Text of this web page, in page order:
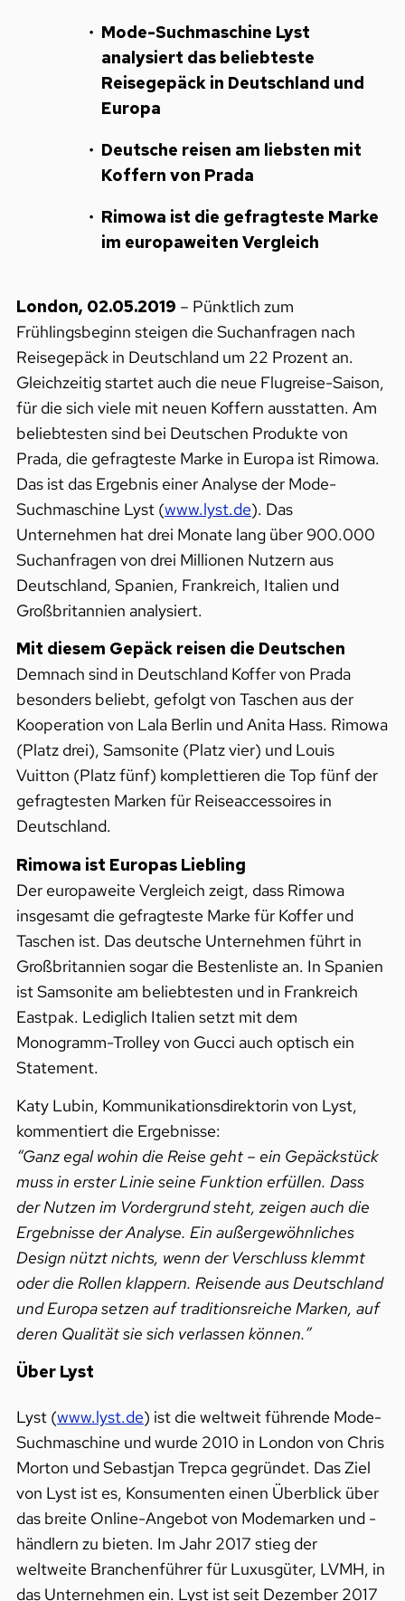
Mode-Suchmaschine Lyst
analysiert das beliebteste
Reisegepäck in Deutschland und
Europa
Deutsche reisen am liebsten mit
Koffern von Prada
Rimowa ist die gefragteste Marke
im europaweiten Vergleich
London, 02.05.2019 – Pünktlich zum
Frühlingsbeginn steigen die Suchanfragen nach
Reisegepäck in Deutschland um 22 Prozent an.
Gleichzeitig startet auch die neue Flugreise-Saison,
für die sich viele mit neuen Koffern ausstatten. Am
beliebtesten sind bei Deutschen Produkte von
Prada, die gefragteste Marke in Europa ist Rimowa.
Das ist das Ergebnis einer Analyse der Mode-
Suchmaschine Lyst (www.lyst.de). Das
Unternehmen hat drei Monate lang über 900.000
Suchanfragen von drei Millionen Nutzern aus
Deutschland, Spanien, Frankreich, Italien und
Großbritannien analysiert.
Mit diesem Gepäck reisen die Deutschen
Demnach sind in Deutschland Koffer von Prada
besonders beliebt, gefolgt von Taschen aus der
Kooperation von Lala Berlin und Anita Hass. Rimowa
(Platz drei), Samsonite (Platz vier) und Louis
Vuitton (Platz fünf) komplettieren die Top fünf der
gefragtesten Marken für Reiseaccessoires in
Deutschland.
Rimowa ist Europas Liebling
Der europaweite Vergleich zeigt, dass Rimowa
insgesamt die gefragteste Marke für Koffer und
Taschen ist. Das deutsche Unternehmen führt in
Großbritannien sogar die Bestenliste an. In Spanien
ist Samsonite am beliebtesten und in Frankreich
Eastpak. Lediglich Italien setzt mit dem
Monogramm-Trolley von Gucci auch optisch ein
Statement.
Katy Lubin, Kommunikationsdirektorin von Lyst,
kommentiert die Ergebnisse:
“Ganz egal wohin die Reise geht – ein Gepäckstück
muss in erster Linie seine Funktion erfüllen. Dass
der Nutzen im Vordergrund steht, zeigen auch die
Ergebnisse der Analyse. Ein außergewöhnliches
Design nützt nichts, wenn der Verschluss klemmt
oder die Rollen klappern. Reisende aus Deutschland
und Europa setzen auf traditionsreiche Marken, auf
deren Qualität sie sich verlassen können.”
Über Lyst
Lyst (www.lyst.de) ist die weltweit führende Mode-
Suchmaschine und wurde 2010 in London von Chris
Morton und Sebastjan Trepca gegründet. Das Ziel
von Lyst ist es, Konsumenten einen Überblick über
das breite Online-Angebot von Modemarken und -
händlern zu bieten. Im Jahr 2017 stieg der
weltweite Branchenführer für Luxusgüter, LVMH, in
das Unternehmen ein. Lyst ist seit Dezember 2017